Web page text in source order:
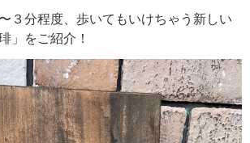
３分程度、歩いてもいけちゃう新しい
」をご紹介！